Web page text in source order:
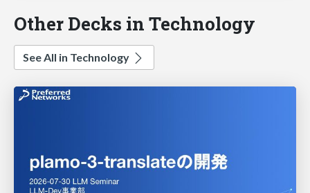
Other Decks in Technology
See All in Technology